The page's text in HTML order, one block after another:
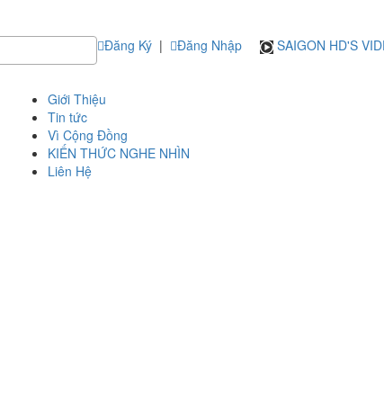
Đăng Ký | Đăng Nhập SAIGON HD'S
Giới Thiệu
Tin tức
Vì Cộng Đồng
KIẾN THỨC NGHE NHÌN
Liên Hệ